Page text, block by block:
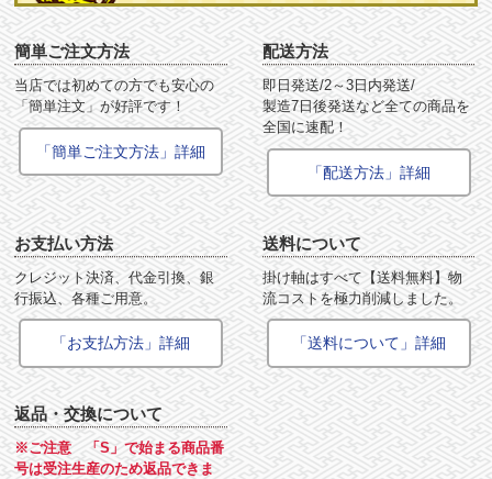
簡単ご注文方法
当店では初めての方でも安心の
「簡単注文」が好評です！
「簡単ご注文方法」詳細
配送方法
即日発送/2～3日内発送/
製造7日後発送など全ての商品を
全国に速配！
「配送方法」詳細
お支払い方法
クレジット決済、代金引換、銀
行振込、各種ご用意。
「お支払方法」詳細
送料について
掛け軸はすべて【送料無料】物
流コストを極力削減しました。
「送料について」詳細
返品・交換について
※ご注意 「S」で始まる商品番
号は受注生産のため返品できま